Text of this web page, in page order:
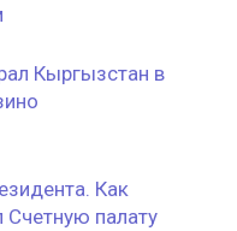
Кыргызстан в
Как
палату